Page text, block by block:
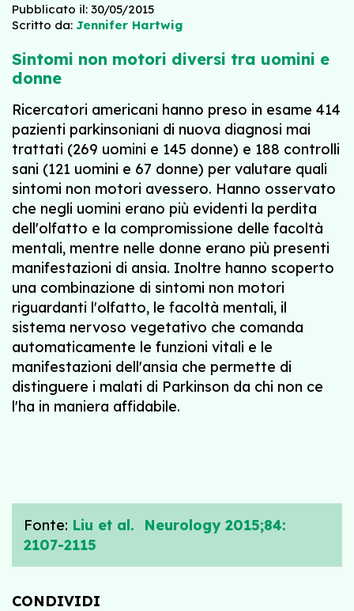
Pubblicato il: 30/05/2015
Scritto da: Jennifer Hartwig
Sintomi non motori diversi tra uomini e
donne
Ricercatori americani hanno preso in esame 414
pazienti parkinsoniani di nuova diagnosi mai
trattati (269 uomini e 145 donne) e 188 controlli
sani (121 uomini e 67 donne) per valutare quali
sintomi non motori avessero. Hanno osservato
che negli uomini erano più evidenti la perdita
dell'olfatto e la compromissione delle facoltà
mentali, mentre nelle donne erano più presenti
manifestazioni di ansia. Inoltre hanno scoperto
una combinazione di sintomi non motori
riguardanti l'olfatto, le facoltà mentali, il
sistema nervoso vegetativo che comanda
automaticamente le funzioni vitali e le
manifestazioni dell'ansia che permette di
distinguere i malati di Parkinson da chi non ce
l'ha in maniera affidabile.
Fonte: Liu et al. Neurology 2015;84:
2107-2115
CONDIVIDI